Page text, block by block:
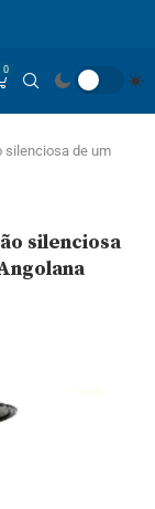
0
silenciosa de um
silenciosa